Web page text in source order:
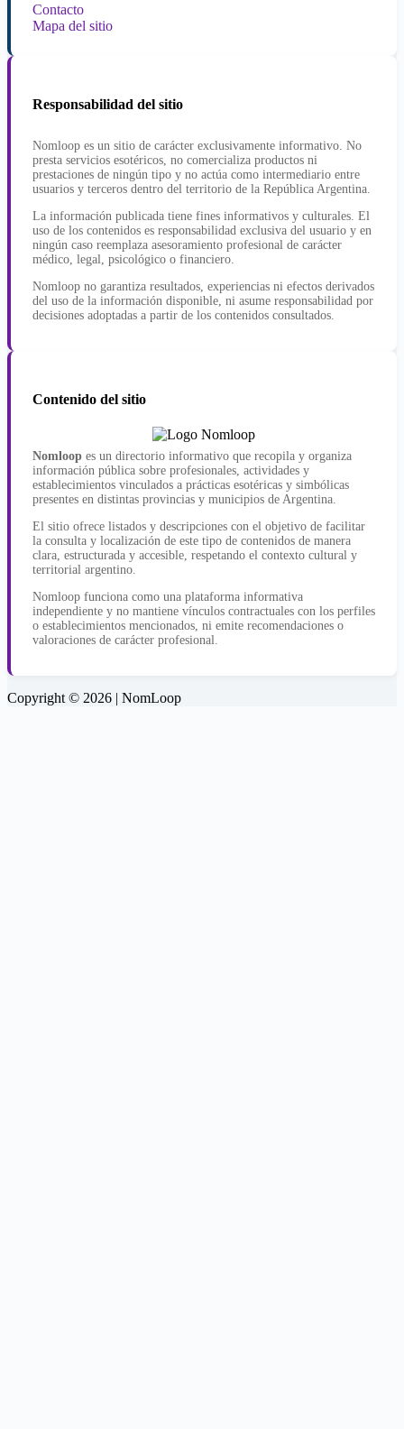
Contacto
Mapa del sitio
Responsabilidad del sitio
Nomloop es un sitio de carácter exclusivamente informativo. No
presta servicios esotéricos, no comercializa productos ni
prestaciones de ningún tipo y no actúa como intermediario entre
usuarios y terceros dentro del territorio de la República Argentina.
La información publicada tiene fines informativos y culturales. El
uso de los contenidos es responsabilidad exclusiva del usuario y en
ningún caso reemplaza asesoramiento profesional de carácter
médico, legal, psicológico o financiero.
Nomloop no garantiza resultados, experiencias ni efectos derivados
del uso de la información disponible, ni asume responsabilidad por
decisiones adoptadas a partir de los contenidos consultados.
Contenido del sitio
Nomloop es un directorio informativo que recopila y organiza
información pública sobre profesionales, actividades y
establecimientos vinculados a prácticas esotéricas y simbólicas
presentes en distintas provincias y municipios de Argentina.
El sitio ofrece listados y descripciones con el objetivo de facilitar
la consulta y localización de este tipo de contenidos de manera
clara, estructurada y accesible, respetando el contexto cultural y
territorial argentino.
Nomloop funciona como una plataforma informativa
independiente y no mantiene vínculos contractuales con los perfiles
o establecimientos mencionados, ni emite recomendaciones o
valoraciones de carácter profesional.
Copyright © 2026 | NomLoop